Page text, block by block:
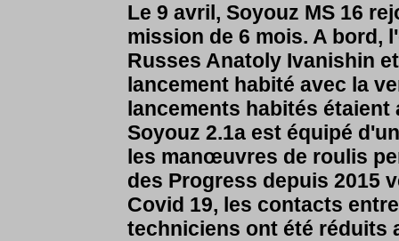
Le 9 avril, Soyouz MS 16
mission de 6 mois. A bord,
Russes Anatoly Ivanishin
lancement habité avec la
lancements habités étaient
Soyouz 2.1a est équipé
les manœuvres de roulis
des Progress depuis 2015
Covid 19, les contacts
techniciens ont été réduits